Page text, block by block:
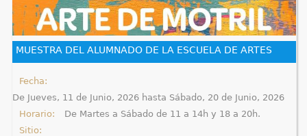
q
u
í
MUESTRA DEL ALUMNADO DE LA ESCUELA DE ARTES
Fecha:
De Jueves, 11 de Junio, 2026hasta Sábado, 20 de Junio, 2026
Horario:
De Martes a Sábado de 11 a 14h y 18 a 20h.
Sitio: